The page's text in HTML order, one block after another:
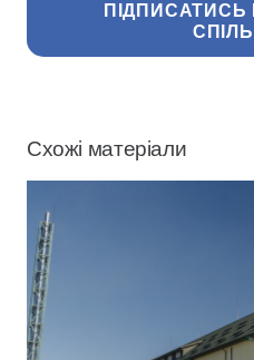
ПІДПИСАТИСЬ
Схожі матеріали